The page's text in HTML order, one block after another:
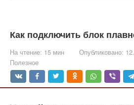
Как подключить блок
На чтение: 15 мин Опубликовано:
Полезное